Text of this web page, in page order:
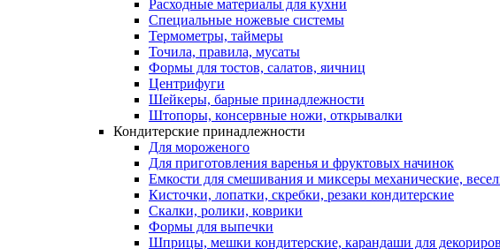
Расходные материалы для кухни
Специальные ножевые системы
Термометры, таймеры
Точила, правила, мусаты
Формы для тостов, салатов, яичниц
Центрифуги
Шейкеры, барные принадлежности
Штопоры, консервные ножи, открывалки
Кондитерские принадлежности
Для мороженого
Для приготовления варенья и фруктовых начинок
Емкости для смешивания и миксеры механические,
Кисточки, лопатки, скребки, резаки кондитерские
Скалки, ролики, коврики
Формы для выпечки
Шприцы, мешки кондитерские, карандаши для